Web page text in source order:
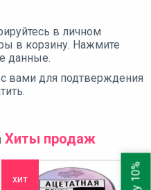
в личном
в корзину. Нажмите
данные.
вами для подтверждения
Хиты продаж
хит